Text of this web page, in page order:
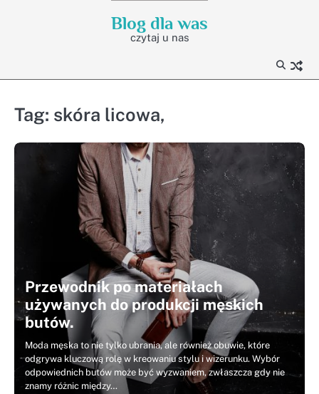
Blog dla was
czytaj u nas
Tag: skóra licowa,
Przewodnik po materiałach
używanych do produkcji męskich
butów.
Moda męska to nie tylko ubrania, ale również obuwie, które
odgrywa kluczową rolę w kreowaniu stylu i wizerunku. Wybór
odpowiednich butów może być wyzwaniem, zwłaszcza gdy nie
znamy różnic między…